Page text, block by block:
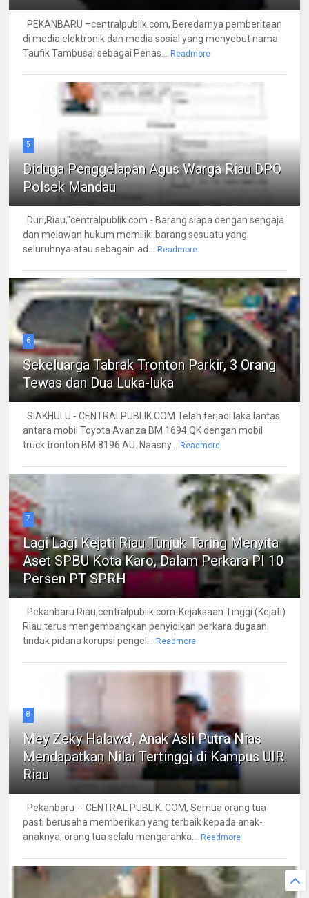
PEKANBARU –centralpublik.com, Beredarnya pemberitaan
di media elektronik dan media sosial yang menyebut nama
Taufik Tambusai sebagai Penas...
Readmore
5
Diduga Penggelapan Agus Warga Riau DPO
Polsek Mandau
Duri,Riau,"centralpublik.com - Barang siapa dengan sengaja
dan melawan hukum memiliki barang sesuatu yang
seluruhnya atau sebagain ad...
Readmore
6
Sekeluarga Tabrak Tronton Parkir, 3 Orang
Tewas dan Dua Luka-luka
SIAKHULU - CENTRALPUBLIK.COM Telah terjadi laka lantas
antara mobil Toyota Avanza BM 1694 QK dengan mobil
truck tronton BM 8196 AU. Naasny...
Readmore
7
Lagi Lagi Kejati Riau Tunjuk Taring Menyita
Aset SPBU Kota Karo, Dalam Perkara PI 10
Persen PT SPRH
Pekanbaru.Riau,centralpublik.com-Kejaksaan Tinggi (Kejati)
Riau terus mengembangkan penyidikan perkara dugaan
tindak pidana korupsi pengel...
Readmore
8
Mey Zeky Halawa', Anak Asli Putra Nias
Mendapatkan Nilai Tertinggi di Kampus UIR
Riau
Pekanbaru -- CENTRAL PUBLIK. COM, Semua orang tua
pasti berusaha memberikan yang terbaik kepada anak-
anaknya, orang tua selalu mengarahka...
Readmore